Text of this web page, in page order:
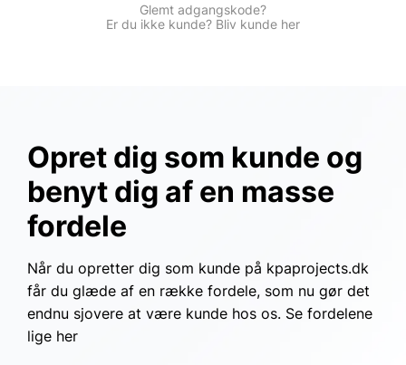
Glemt adgangskode?
Er du ikke kunde? Bliv kunde her
Opret dig som kunde og
benyt dig af en masse
fordele
Når du opretter dig som kunde på kpaprojects.dk
får du glæde af en række fordele, som nu gør det
endnu sjovere at være kunde hos os. Se fordelene
lige her